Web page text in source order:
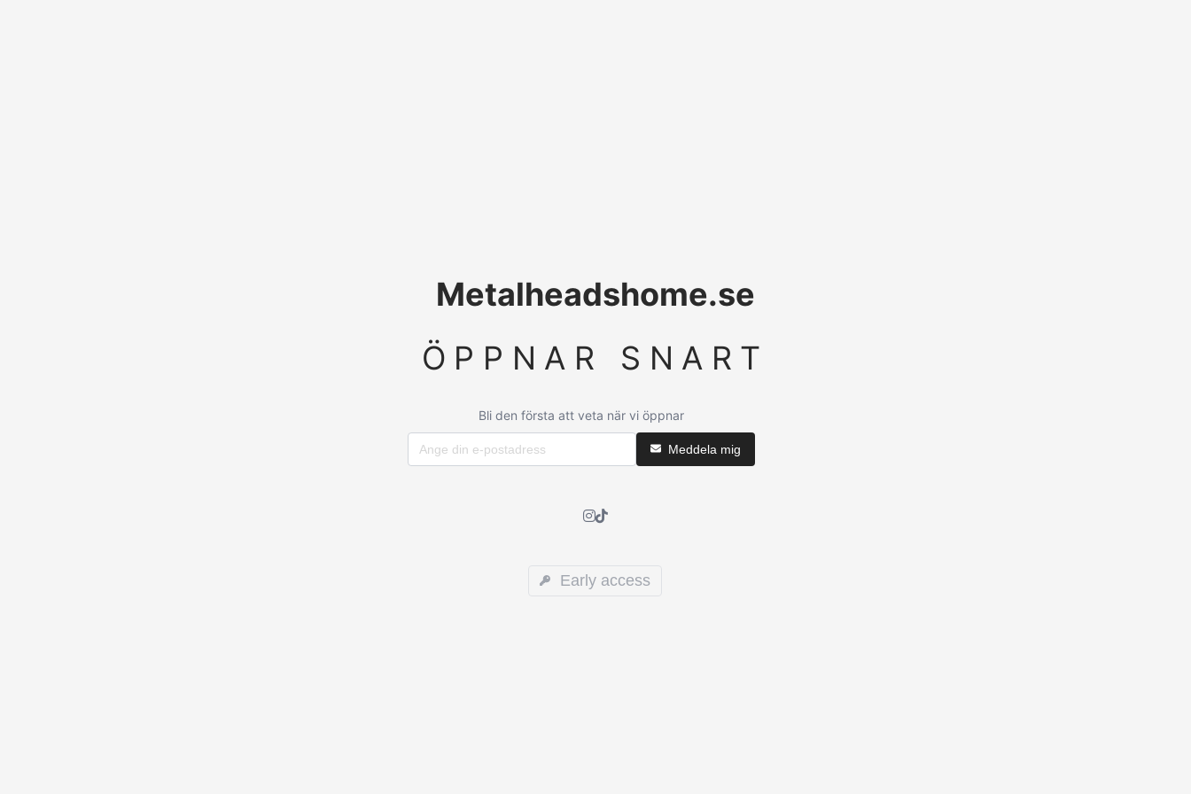
Metalheadshome.se
ÖPPNAR SNART
Bli den första att veta när vi öppnar
Meddela mig
Early access